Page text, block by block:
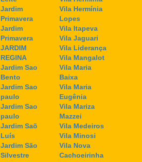
Jardim
Primavera
Jardim
Primavera
JARDIM
REGINA
Jardim Sao
Bento
Jardim Sao
paulo
Jardim Sao
paulo
Jardim Saõ
Luís
Jardim São
Silvestre
Vila Hermínia
Lopes
Vila Itapeva
Vila Jaguari
Vila Liderança
Vila Mangalot
Vila Maria
Baixa
Vila Maria
Eugênia
Vila Mariza
Mazzei
Vila Medeiros
Vila Minosi
Vila Nova
Cachoeirinha